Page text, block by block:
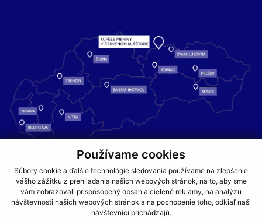
Používame cookies
Súbory cookie a ďalšie technológie sledovania používame na zlepšenie
vášho zážitku z prehliadania našich webových stránok, na to, aby sme
vám zobrazovali prispôsobený obsah a cielené reklamy, na analýzu
návštevnosti našich webových stránok a na pochopenie toho, odkiaľ naši
návštevníci prichádzajú.
Kúpele Pieniny – miesto, kde sa príroda stretáva s liečivou silou
vody a oddychom pre telo aj dušu.
GDPR COOKIES PARTNERI
JEDÁLNY LÍSTOK